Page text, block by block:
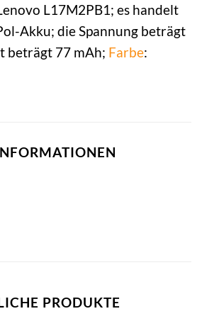
L17M2PB1; es handelt
Akku; die Spannung beträgt
beträgt 77 mAh; Farbe:
PRODUKTE